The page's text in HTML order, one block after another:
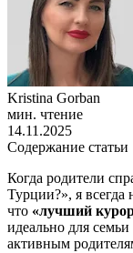
Kristina Gorban
мин. чтение
14.11.2025
Содержание статьи
Когда родители
Турции?», я
что «лучший
идеально для
активным